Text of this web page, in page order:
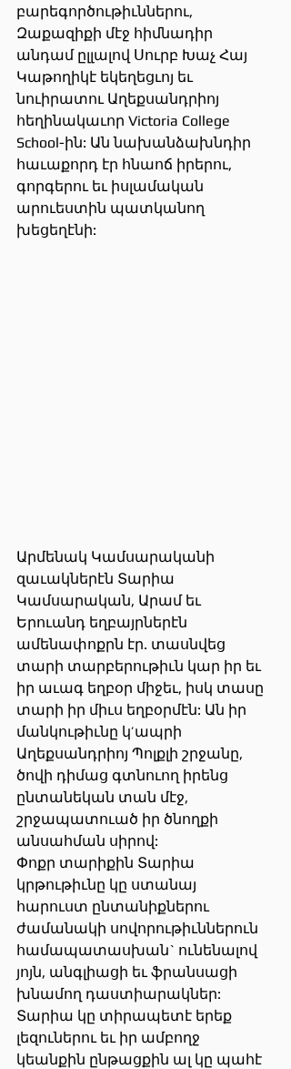
բարեգործութիւններու,
Զաքազիքի մէջ հիմնադիր
անդամ ըլլալով Սուրբ Խաչ Հայ
Կաթողիկէ եկեղեցւոյ եւ
նուիրատու Աղեքսանդրիոյ
հեղինակաւոր Victoria College
School-ին: Ան նախանձախնդիր
հաւաքորդ էր հնաոճ իրերու,
գորգերու եւ իսլամական
արուեստին պատկանող
խեցեղէնի:
Արմենակ Կամսարականի
զաւակներէն Տարիա
Կամսարական, Արամ եւ
Երուանդ եղբայրներէն
ամենափոքրն էր. տասնվեց
տարի տարբերութիւն կար իր եւ
իր աւագ եղբօր միջեւ, իսկ տասը
տարի իր միւս եղբօրմէն: Ան իր
մանկութիւնը կ’ապրի
Աղեքսանդրիոյ Պոլքլի շրջանը,
ծովի դիմաց գտնուող իրենց
ընտանեկան տան մէջ,
շրջապատուած իր ծնողքի
անսահման սիրով:
Փոքր տարիքին Տարիա
կրթութիւնը կը ստանայ
հարուստ ընտանիքներու
ժամանակի սովորութիւններուն
համապատասխան` ունենալով
յոյն, անգլիացի եւ ֆրանսացի
խնամող դաստիարակներ:
Տարիա կը տիրապետէ երեք
լեզուներու եւ իր ամբողջ
կեանքին ընթացքին ալ կը պահէ